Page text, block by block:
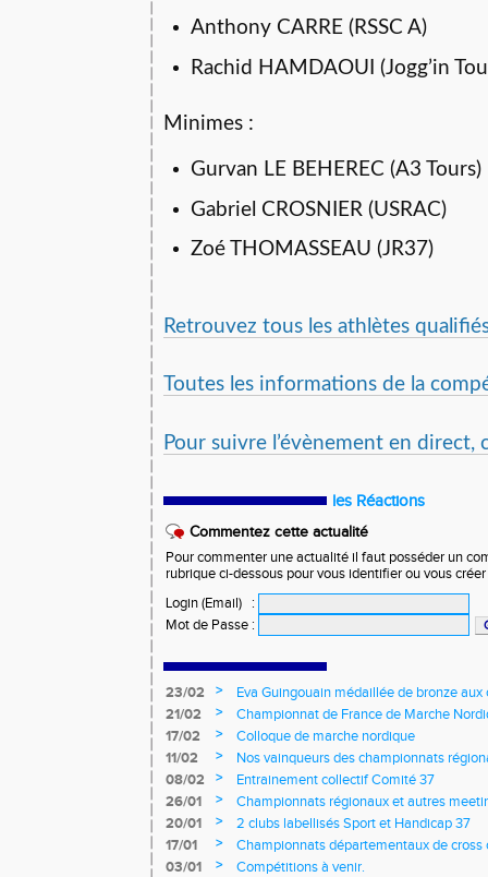
Anthony CARRE (RSSC A)
Rachid HAMDAOUI (Jogg’in
Minimes :
Gurvan LE BEHEREC (A3 Tours)
Gabriel CROSNIER (USRAC)
Zoé THOMASSEAU (JR37)
Retrouvez tous les athlètes
Toutes les informations de la
Pour suivre l’évènement en direct,
les Réactions
Commentez cette actualité
Pour commenter une actualité il faut posséder un
rubrique ci-dessous pour vous identifier ou vous
Login (Email)
:
Mot de Passe :
23/02 >
Eva Guingouain médaillée de bronze
jeunes
21/02 >
Championnat de France de Marche
17/02
>
Colloque de marche nordique
11/02
>
Nos vainqueurs des championnats
08/02
>
Entrainement collectif Comité 37
26/01
>
Championnats régionaux et autres
20/01
>
2 clubs labellisés Sport et Handicap 37
17/01
>
Championnats départementaux de cross
longs et meetings en salle
03/01 >
Compétitions à venir.